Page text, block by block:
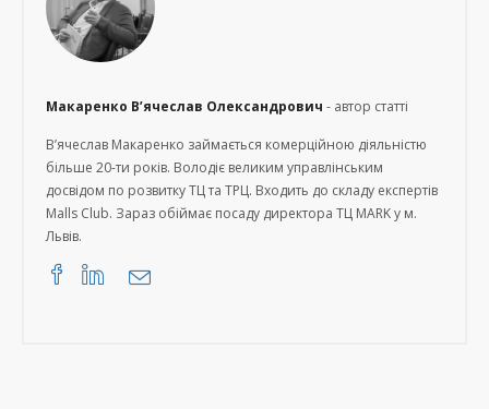
Макаренко В’ячеслав Олександрович - автор статті
В’ячеслав Макаренко займається комерційною діяльністю
більше 20-ти років. Володіє великим управлінським
досвідом по розвитку ТЦ та ТРЦ. Входить до складу експертів
Malls Club. Зараз обіймає посаду директора ТЦ MARK у м.
Львів.